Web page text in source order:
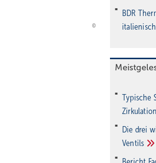
BDR
Typische
Zirkulation
Die drei
Ventils